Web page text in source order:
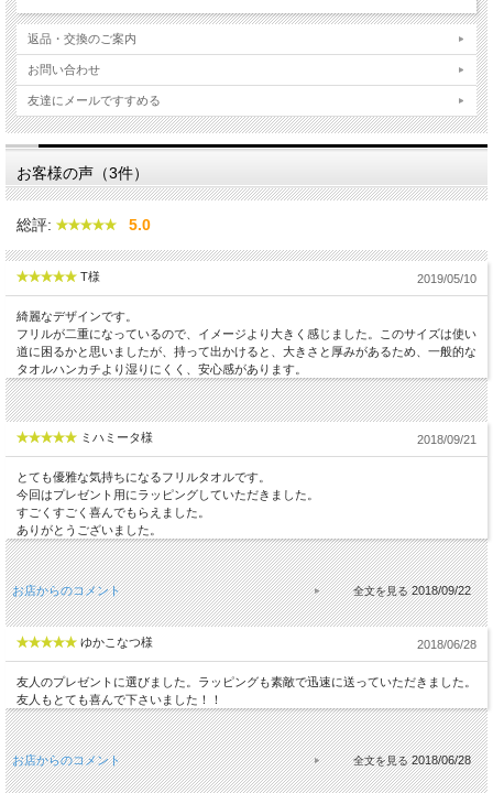
返品・交換のご案内
お問い合わせ
友達にメールですすめる
お客様の声（3件）
総評: 5.0
T様 2019/05/10
綺麗なデザインです。
フリルが二重になっているので、イメージより大きく感じました。このサイズは使い
道に困るかと思いましたが、持って出かけると、大きさと厚みがあるため、一般的な
タオルハンカチより湿りにくく、安心感があります。
ミハミータ様 2018/09/21
とても優雅な気持ちになるフリルタオルです。
今回はプレゼント用にラッピングしていただきました。
すごくすごく喜んでもらえました。
ありがとうございました。
お店からのコメント 2018/09/22
ゆかこなつ様 2018/06/28
友人のプレゼントに選びました。ラッピングも素敵で迅速に送っていただきました。
友人もとても喜んで下さいました！！
お店からのコメント 2018/06/28